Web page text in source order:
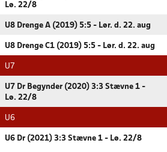
Lø. 22/8
U8 Drenge A (2019) 5:5 - Lør. d. 22. aug
U8 Drenge C1 (2019) 5:5 - Lør. d. 22. aug
U7
U7 Dr Begynder (2020) 3:3 Stævne 1 -
Lø. 22/8
U6
U6 Dr (2021) 3:3 Stævne 1 - Lø. 22/8